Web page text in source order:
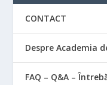
CONTACT
Despre Academia
FAQ – Q&A –